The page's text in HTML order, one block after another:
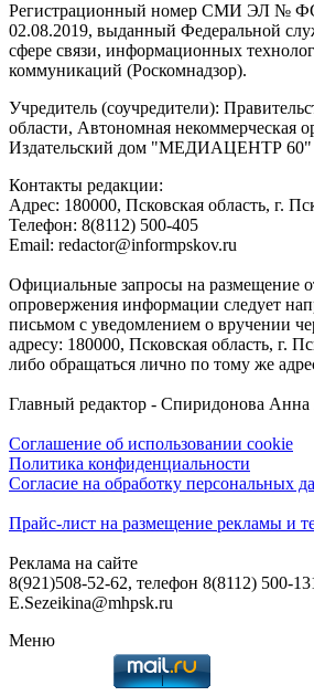
Регистрационный номер СМИ ЭЛ №
02.08.2019, выданный Федеральной
сфере связи, информационных
коммуникаций (Роскомнадзор).
Учредитель (соучредители):
области, Автономная некоммерческая
Издательский дом "МЕДИАЦЕНТР 60"
Контакты редакции:
Адреc: 180000, Псковская область, г.
Телефон: 8(8112) 500-405
Email: redactor@informpskov.ru
Официальные запросы на размещение
опровержения информации следует
письмом с уведомлением о вручении
адресу: 180000, Псковская область, г.
либо обращаться лично по тому же
Главный редактор - Спиридонова Анна
Соглашение об использовании cookie
Политика конфиденциальности
Согласие на обработку персональных
Прайс-лист на размещение рекламы и
Реклама на сайте
8(921)508-52-62, телефон 8(8112) 500-
E.Sezeikina@mhpsk.ru
Меню